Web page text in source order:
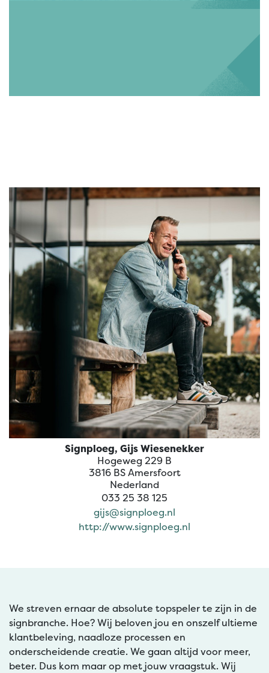
Gijs Wiesenekker -
Signploeg
Signploeg, Gijs Wiesenekker
Hogeweg 229 B
3816 BS Amersfoort
Nederland
033 25 38 125
gijs@signploeg.nl
http://www.signploeg.nl
We streven ernaar de absolute topspeler te zijn in de
signbranche. Hoe? Wij beloven jou en onszelf ultieme
klantbeleving, naadloze processen en
onderscheidende creatie. We gaan altijd voor meer,
beter. Dus kom maar op met jouw vraagstuk. Wij